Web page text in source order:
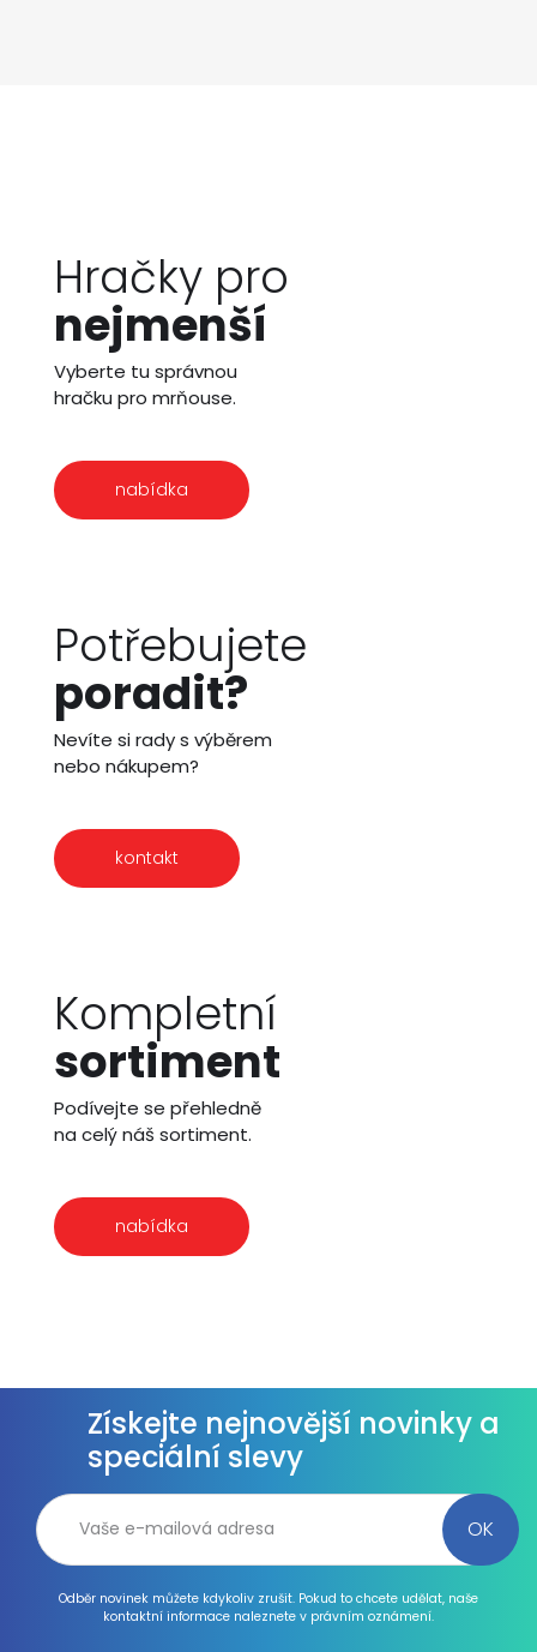
Hračky pro
nejmenší
Vyberte tu správnou
hračku pro mrňouse.
nabídka
Potřebujete
poradit?
Nevíte si rady s výběrem
nebo nákupem?
kontakt
Kompletní
sortiment
Podívejte se přehledně
na celý náš sortiment.
nabídka
Získejte nejnovější novinky a
speciální slevy
Odběr novinek můžete kdykoliv zrušit. Pokud to chcete udělat, naše
kontaktní informace naleznete v právním oznámení.